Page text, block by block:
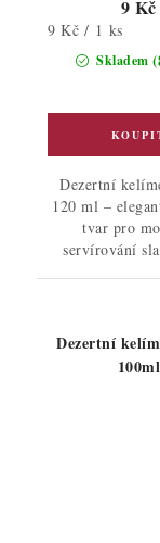
Skladem
9 Kč
Měrná
cena:
9 Kč / 1 ks
Dezertní
120 ml –
tvar pro
servírování
Dezertní
100ml